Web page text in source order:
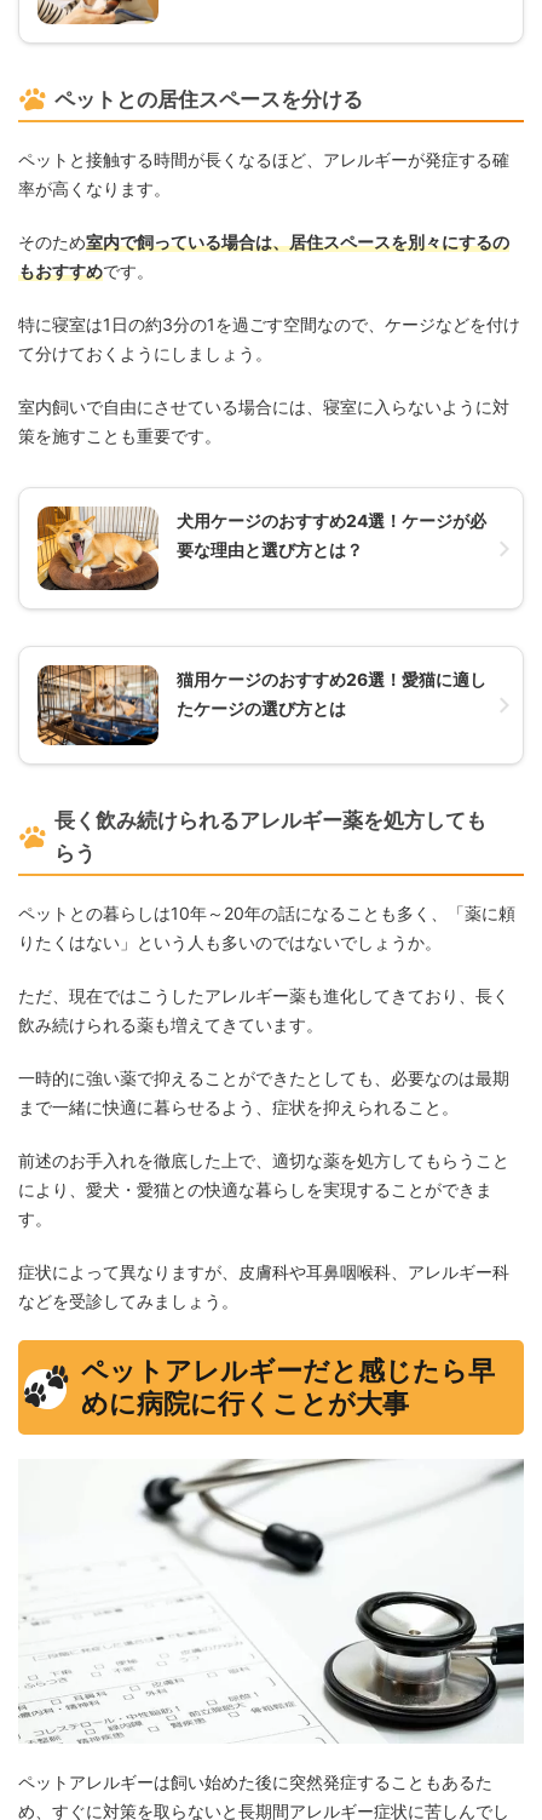
ペットとの居住スペースを分ける
ペットと接触する時間が長くなるほど、アレルギーが発症する確
率が高くなります。
そのため室内で飼っている場合は、居住スペースを別々にするの
もおすすめです。
特に寝室は1日の約3分の1を過ごす空間なので、ケージなどを付け
て分けておくようにしましょう。
室内飼いで自由にさせている場合には、寝室に入らないように対
策を施すことも重要です。
犬用ケージのおすすめ24選！ケージが必
要な理由と選び方とは？
猫用ケージのおすすめ26選！愛猫に適し
たケージの選び方とは
長く飲み続けられるアレルギー薬を処方しても
らう
ペットとの暮らしは10年～20年の話になることも多く、「薬に頼
りたくはない」という人も多いのではないでしょうか。
ただ、現在ではこうしたアレルギー薬も進化してきており、長く
飲み続けられる薬も増えてきています。
一時的に強い薬で抑えることができたとしても、必要なのは最期
まで一緒に快適に暮らせるよう、症状を抑えられること。
前述のお手入れを徹底した上で、適切な薬を処方してもらうこと
により、愛犬・愛猫との快適な暮らしを実現することができま
す。
症状によって異なりますが、皮膚科や耳鼻咽喉科、アレルギー科
などを受診してみましょう。
ペットアレルギーだと感じたら早
めに病院に行くことが大事
ペットアレルギーは飼い始めた後に突然発症することもあるた
め、すぐに対策を取らないと長期間アレルギー症状に苦しんでし